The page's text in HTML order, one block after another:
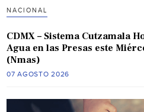
NACIONAL
CDMX – Sistema Cutzamala
Agua en las Presas este
(Nmas)
07 AGOSTO 2026